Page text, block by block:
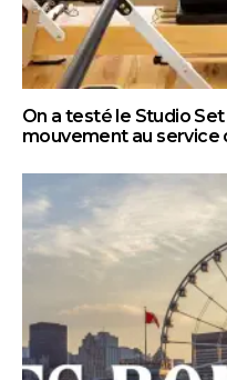
On a testé le Studio
mouvement au service